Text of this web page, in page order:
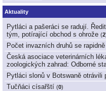
Aktuality
Pytláci a pašeráci se radují.
tým, potírající obchod s ohrože (2
Počet invazních druhů se
Česká asociace veterinárních
zoologických zahrad: Odborné
Pytláci slonů v Botswaně otrávili
Tučňáci císařští (0)